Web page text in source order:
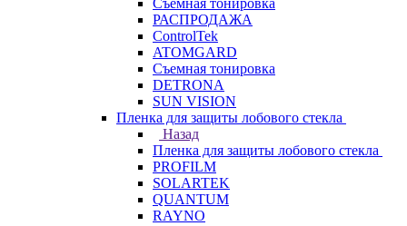
Съемная тонировка
РАСПРОДАЖА
ControlTek
ATOMGARD
Съемная тонировка
DETRONA
SUN VISION
Пленка для защиты лобового стекла
Назад
Пленка для защиты лобового стекла
PROFILM
SOLARTEK
QUANTUM
RAYNO